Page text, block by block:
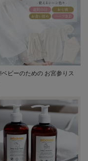
ベビーのための お宮参りス